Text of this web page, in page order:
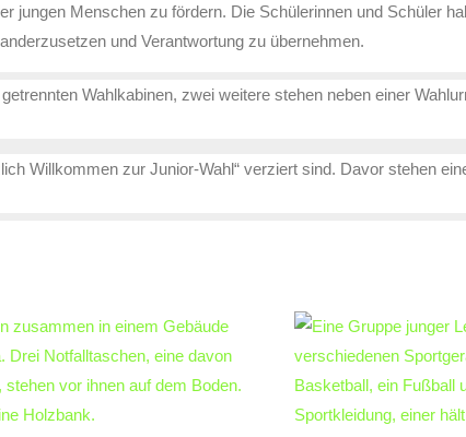
Menschen zu fördern. Die Schülerinnen und Schüler
und Verantwortung zu übernehmen.